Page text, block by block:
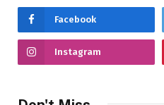
Facebook
Instagram